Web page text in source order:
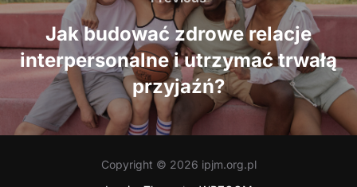
Jak budować zdrowe relacje
interpersonalne i utrzymać trwałą
przyjaźń?
Copyright © 2026 ipjm.org.pl